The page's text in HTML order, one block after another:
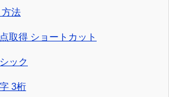
法
取得 ショートカット
ック
3桁